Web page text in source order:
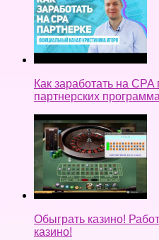
Как заработать на
партнерских
Обыграть казино!
казино!